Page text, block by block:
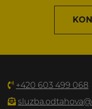
+420 603 499 068